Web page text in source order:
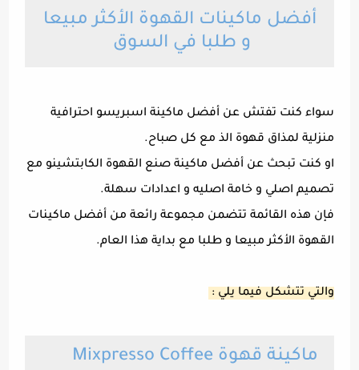
أفضل ماكينات القهوة الأكثر مبيعا
و طلبا في السوق
سواء كنت تفتش عن أفضل ماكينة اسبريسو احترافية
منزلية لمذاق قهوة الذ مع كل صباح.
او كنت تبحث عن أفضل ماكينة صنع القهوة الكابتشينو مع
تصميم اصلي و خامة اصليه و اعدادات سهلة.
فإن هذه القائمة تتضمن مجموعة رائعة من أفضل ماكينات
القهوة الأكثر مبيعا و طلبا مع بداية هذا العام.
والتي تتشكل فيما يلي :
ماكينة قهوة Mixpresso Coffee